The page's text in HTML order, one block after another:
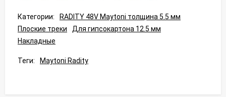
Категории:
RADITY 48V Maytoni толщина 5.5 мм
Плоские треки
Для гипсокартона 12.5 мм
Накладные
Теги: Maytoni Radity